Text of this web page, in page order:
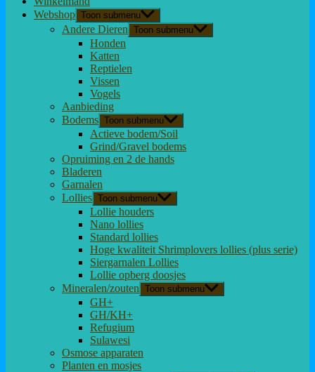
Webshop Toon submenu
Andere Dieren Toon submenu
Honden
Katten
Reptielen
Vissen
Vogels
Aanbieding
Bodems Toon submenu
Actieve bodem/Soil
Grind/Gravel bodems
Opruiming en 2 de hands
Bladeren
Garnalen
Lollies Toon submenu
Lollie houders
Nano lollies
Standard lollies
Hoge kwaliteit Shrimplovers lollies (plus serie)
Siergarnalen Lollies
Lollie opberg doosjes
Mineralen/zouten Toon submenu
GH+
GH/KH+
Refugium
Sulawesi
Osmose apparaten
Planten en mosjes